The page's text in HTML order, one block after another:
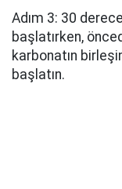
Adım 3: 30
başlatırken,
karbonatın
başlatın.